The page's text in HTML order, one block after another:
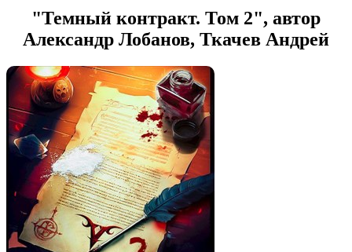
"Темный контракт. Том 2", автор
Александр Лобанов, Ткачев Андрей